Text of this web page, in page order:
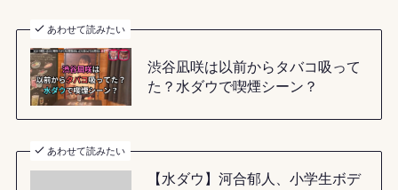
あわせて読みたい
渋谷凪咲は以前からタバコ吸って
た？水ダウで喫煙シーン？
あわせて読みたい
【水ダウ】河合郁人、小学生ボデ